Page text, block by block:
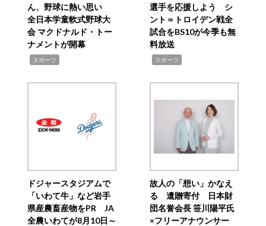
ん、野球に熱い思い
全日本学童軟式野球大
会 マクドナルド・トー
ナメントが開幕
スポーツ
選手を応援しよう シ
ント＝トロイデン戦全
試合をBS10が今季も無
料放送
スポーツ
ドジャースタジアムで
「いわて牛」など岩手
県産農畜産物をPR JA
全農いわてが8月10日～
故人の「想い」かなえ
る 遺贈寄付 日本財
団名誉会長 笹川陽平氏
×フリーアナウンサー